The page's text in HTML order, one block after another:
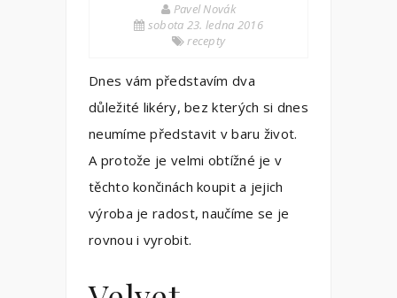
Pavel Novák
sobota 23. ledna 2016
recepty
Dnes vám představím dva
důležité likéry, bez kterých si dnes
neumíme představit v baru život.
A protože je velmi obtížné je v
těchto končinách koupit a jejich
výroba je radost, naučíme se je
rovnou i vyrobit.